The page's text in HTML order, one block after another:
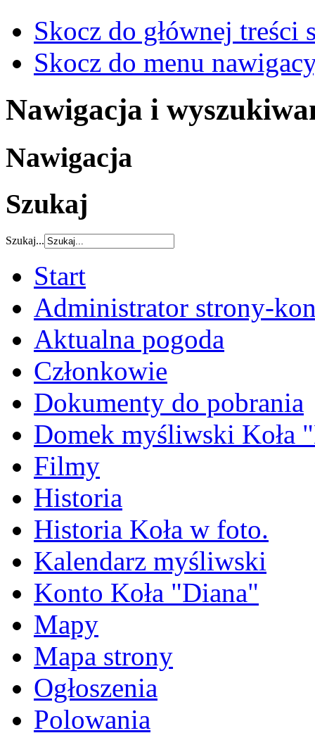
Skocz do głównej treści
Skocz do menu
Nawigacja i
Nawigacja
Szukaj
Szukaj...
Start
Administrator strony-
Aktualna pogoda
Członkowie
Dokumenty do pobrania
Domek myśliwski Koła
Filmy
Historia
Historia Koła w foto.
Kalendarz myśliwski
Konto Koła "Diana"
Mapy
Mapa strony
Ogłoszenia
Polowania